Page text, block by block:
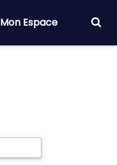
Mon Espace